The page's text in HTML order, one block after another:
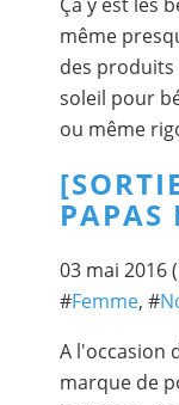
même
des
soleil pour
ou même
PAPAS
03 mai 2016
#Femme, #
A l'occasion
marque de